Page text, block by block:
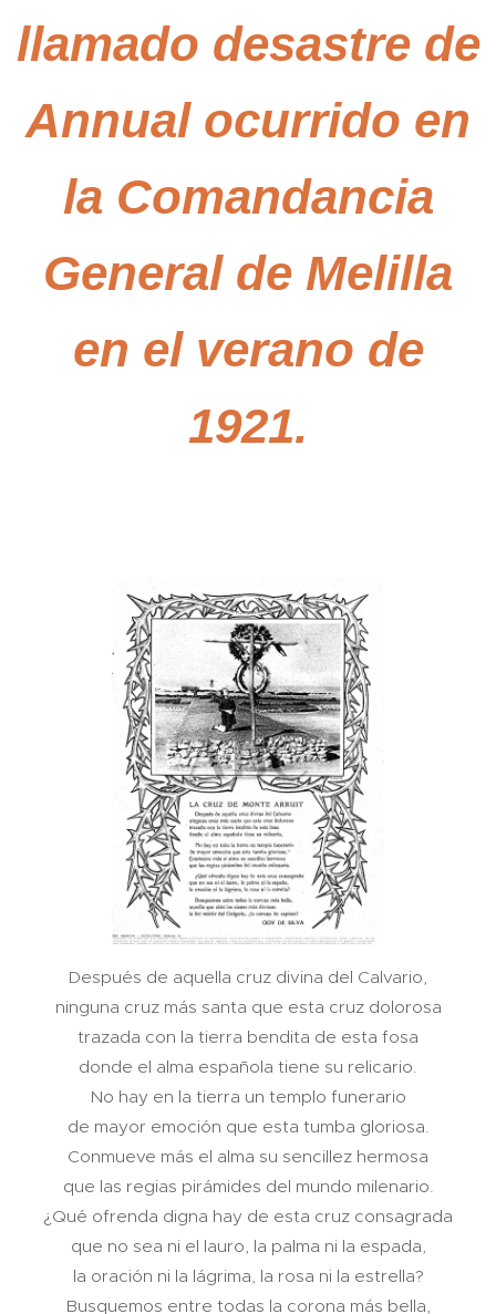
llamado desastre de
Annual ocurrido en
la Comandancia
General de Melilla
en el verano de
1921.
Después de aquella cruz divina del Calvario,
ninguna cruz más santa que esta cruz dolorosa
trazada con la tierra bendita de esta fosa
donde el alma española tiene su relicario.
No hay en la tierra un templo funerario
de mayor emoción que esta tumba gloriosa.
Conmueve más el alma su sencillez hermosa
que las regias pirámides del mundo milenario.
¿Qué ofrenda digna hay de esta cruz consagrada
que no sea ni el lauro, la palma ni la espada,
la oración ni la lágrima, la rosa ni la estrella?
Busquemos entre todas la corona más bella,